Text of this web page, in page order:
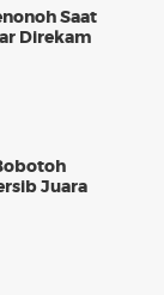
Saat
Direkam
Juara